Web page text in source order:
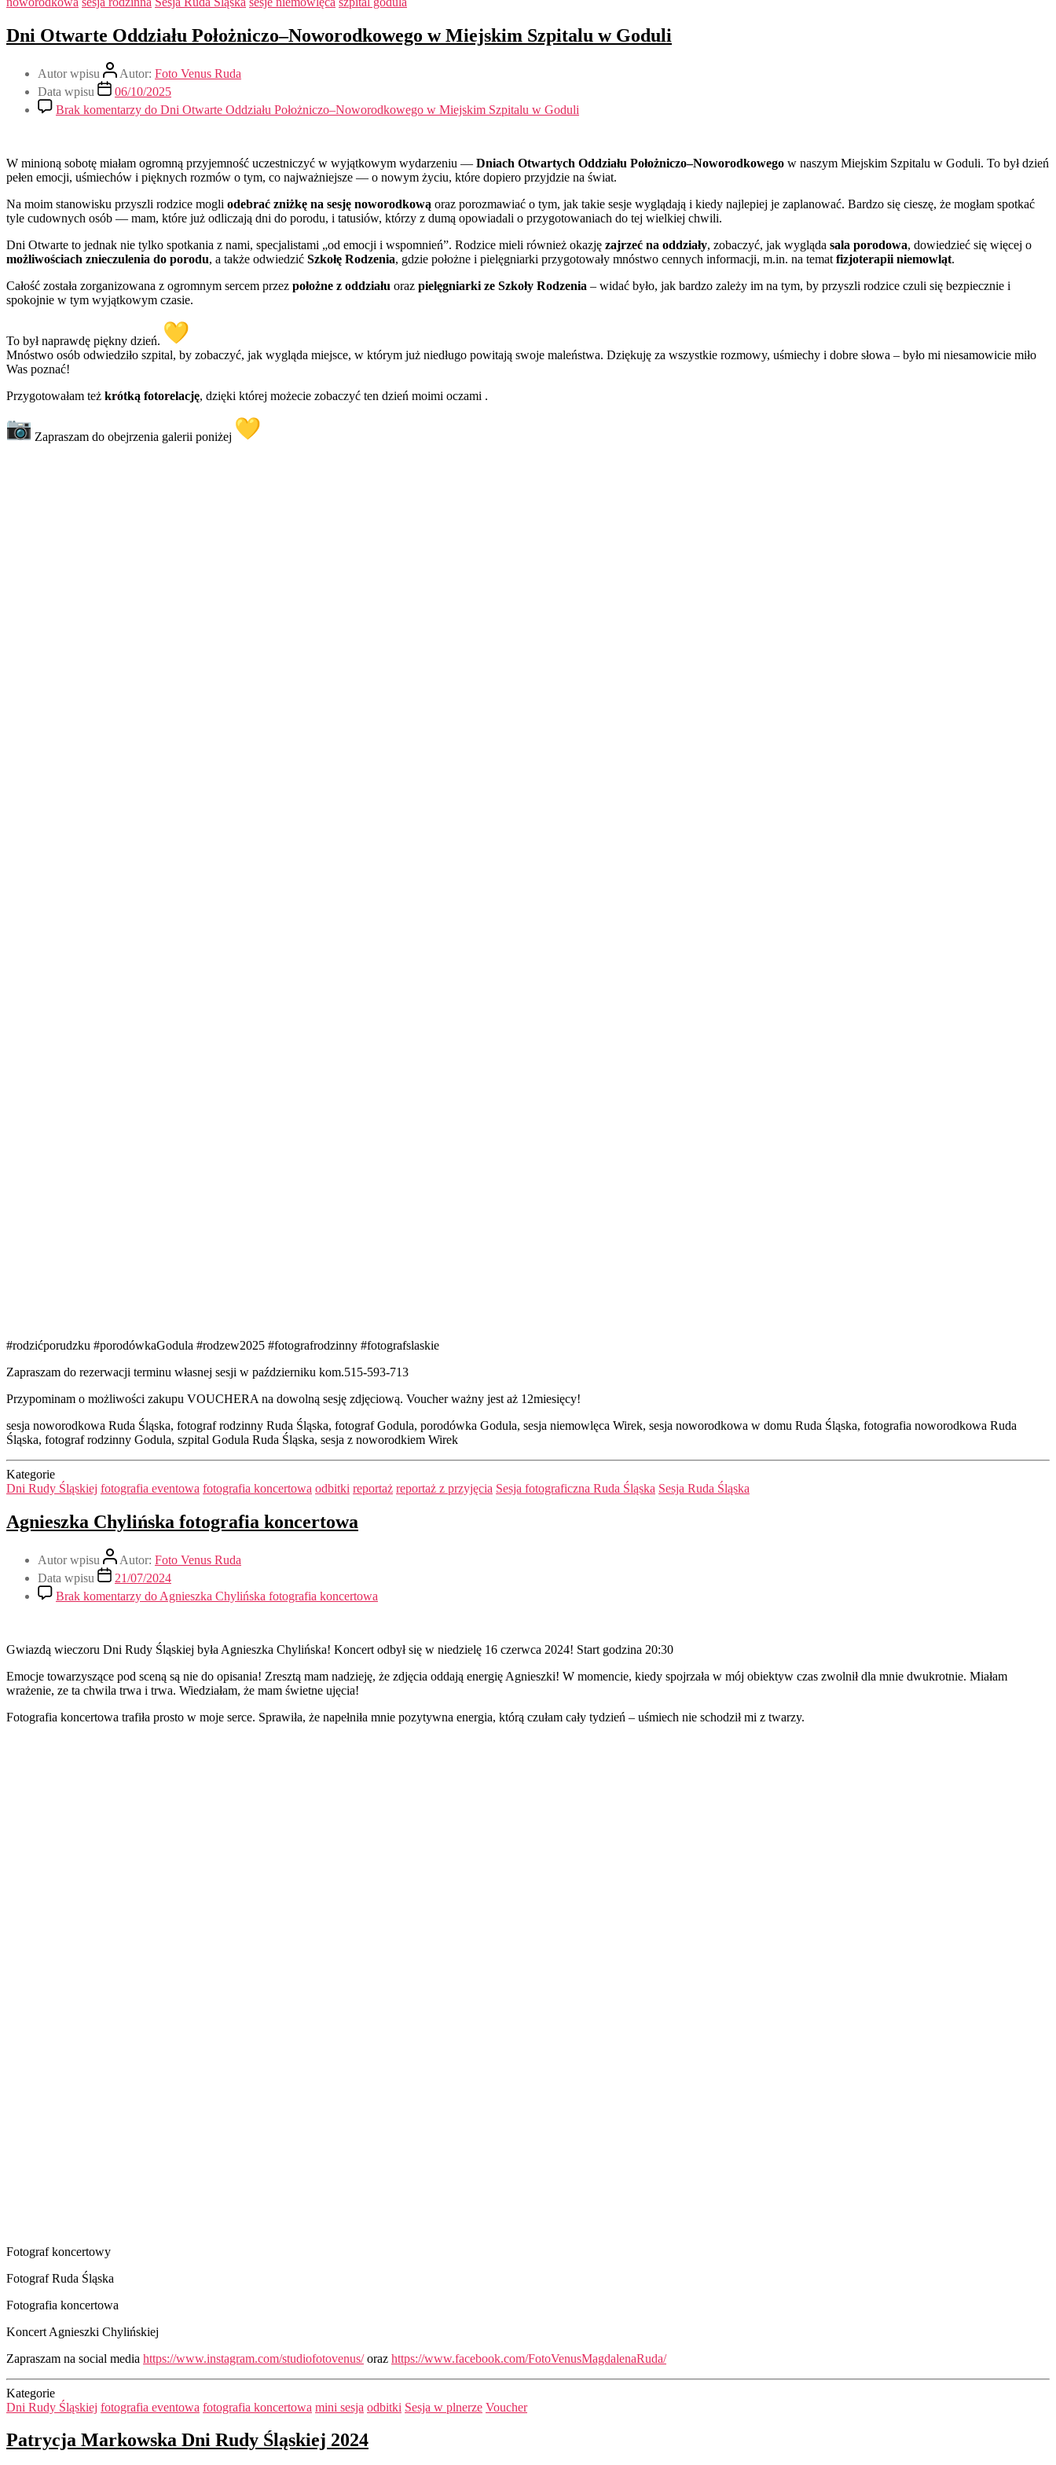
Dni Otwarte Oddziału Położniczo–Noworodkowego w Miejskim Szpitalu w Goduli
Autor wpisu Autor: Foto Venus Ruda
Data wpisu
06/10/2025
Brak komentarzy do Dni Otwarte Oddziału Położniczo–Noworodkowego w Miejskim Szpitalu w Goduli
W minioną sobotę miałam ogromną przyjemność uczestniczyć w wyjątkowym wydarzeniu — Dniach Otwartych Oddziału Położniczo–Noworodkowego w naszym Miejskim Szpitalu w Goduli. To był dzień
pełen emocji, uśmiechów i pięknych rozmów o tym, co najważniejsze — o nowym życiu, które dopiero przyjdzie na świat.
Na moim stanowisku przyszli rodzice mogli odebrać zniżkę na sesję noworodkową oraz porozmawiać o tym, jak takie sesje wyglądają i kiedy najlepiej je zaplanować. Bardzo się cieszę, że mogłam spotkać
tyle cudownych osób — mam, które już odliczają dni do porodu, i tatusiów, którzy z dumą opowiadali o przygotowaniach do tej wielkiej chwili.
Dni Otwarte to jednak nie tylko spotkania z nami, specjalistami „od emocji i wspomnień”. Rodzice mieli również okazję zajrzeć na oddziały, zobaczyć, jak wygląda sala porodowa, dowiedzieć się więcej o
możliwościach znieczulenia do porodu, a także odwiedzić Szkołę Rodzenia, gdzie położne i pielęgniarki przygotowały mnóstwo cennych informacji, m.in. na temat fizjoterapii niemowląt.
Całość została zorganizowana z ogromnym sercem przez położne z oddziału oraz pielęgniarki ze Szkoły Rodzenia – widać było, jak bardzo zależy im na tym, by przyszli rodzice czuli się bezpiecznie i
spokojnie w tym wyjątkowym czasie.
To był naprawdę piękny dzień.
Mnóstwo osób odwiedziło szpital, by zobaczyć, jak wygląda miejsce, w którym już niedługo powitają swoje maleństwa. Dziękuję za wszystkie rozmowy, uśmiechy i dobre słowa – było mi niesamowicie miło
Was poznać!
Przygotowałam też krótką fotorelację, dzięki której możecie zobaczyć ten dzień moimi oczami .
Zapraszam do obejrzenia galerii poniżej
#rodzićporudzku #porodówkaGodula #rodzew2025 #fotografrodzinny #fotografslaskie
Zapraszam do rezerwacji terminu własnej sesji w październiku kom.515-593-713
Przypominam o możliwości zakupu VOUCHERA na dowolną sesję zdjęciową. Voucher ważny jest aż 12miesięcy!
sesja noworodkowa Ruda Śląska, fotograf rodzinny Ruda Śląska, fotograf Godula, porodówka Godula, sesja niemowlęca Wirek, sesja noworodkowa w domu Ruda Śląska, fotografia noworodkowa Ruda
Śląska, fotograf rodzinny Godula, szpital Godula Ruda Śląska, sesja z noworodkiem Wirek
Kategorie
Dni Rudy Śląskiej fotografia eventowa fotografia koncertowa odbitki reportaż reportaż z przyjęcia Sesja fotograficzna Ruda Śląska Sesja Ruda Śląska
Agnieszka Chylińska fotografia koncertowa
Autor wpisu Autor: Foto Venus Ruda
Data wpisu
21/07/2024
Brak komentarzy do Agnieszka Chylińska fotografia koncertowa
Gwiazdą wieczoru Dni Rudy Śląskiej była Agnieszka Chylińska! Koncert odbył się w niedzielę 16 czerwca 2024! Start godzina 20:30
Emocje towarzyszące pod sceną są nie do opisania! Zresztą mam nadzieję, że zdjęcia oddają energię Agnieszki! W momencie, kiedy spojrzała w mój obiektyw czas zwolnił dla mnie dwukrotnie. Miałam
wrażenie, ze ta chwila trwa i trwa. Wiedziałam, że mam świetne ujęcia!
Fotografia koncertowa trafiła prosto w moje serce. Sprawiła, że napełniła mnie pozytywna energia, którą czułam cały tydzień – uśmiech nie schodził mi z twarzy.
Fotograf koncertowy
Fotograf Ruda Śląska
Fotografia koncertowa
Koncert Agnieszki Chylińskiej
Zapraszam na social media https://www.instagram.com/studiofotovenus/oraz https://www.facebook.com/FotoVenusMagdalenaRuda/
Kategorie
Dni Rudy Śląskiej fotografia eventowa fotografia koncertowa mini sesja odbitki Sesja w plnerze Voucher
Patrycja Markowska Dni Rudy Śląskiej 2024